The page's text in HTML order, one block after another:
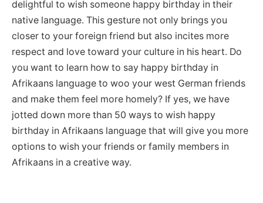
delightful to wish someone happy birthday in their
native language. This gesture not only brings you
closer to your foreign friend but also incites more
respect and love toward your culture in his heart. Do
you want to learn how to say happy birthday in
Afrikaans language to woo your west German friends
and make them feel more homely? If yes, we have
jotted down more than 50 ways to wish happy
birthday in Afrikaans language that will give you more
options to wish your friends or family members in
Afrikaans in a creative way.